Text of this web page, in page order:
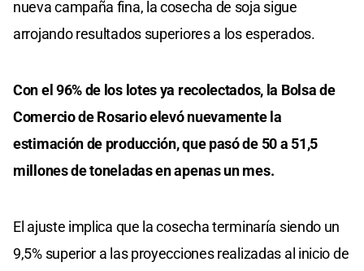
nueva campaña fina, la cosecha de soja sigue
arrojando resultados superiores a los esperados.
Con el 96% de los lotes ya recolectados, la Bolsa de
Comercio de Rosario elevó nuevamente la
estimación de producción, que pasó de 50 a 51,5
millones de toneladas en apenas un mes.
El ajuste implica que la cosecha terminaría siendo un
9,5% superior a las proyecciones realizadas al inicio de